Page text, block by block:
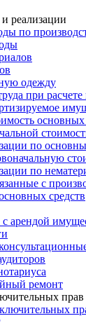
реализации
по
одежду
при
основных
по
по
с
средств
арендой
ремонт